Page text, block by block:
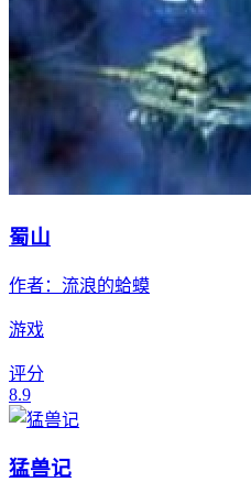
蜀山
作者： 流浪的蛤蟆
游戏
评分
8.9
猛兽记